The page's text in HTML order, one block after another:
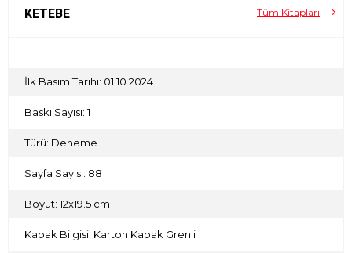
gelen, yerleşen yabancılaşma, yine ancak edebiyatla
getiriyor.
KETEBE Tüm Kitapları
İlk Basım Tarihi: 01.10.2024
Baskı Sayısı: 1
Türü: Deneme
Sayfa Sayısı: 88
Boyut: 12x19.5 cm
Kapak Bilgisi: Karton Kapak Grenli